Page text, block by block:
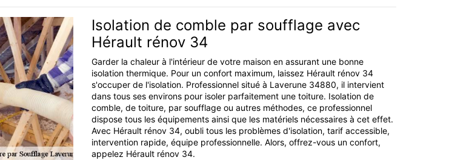
Isolation de comble par soufflage avec
Hérault rénov 34
Garder la chaleur à l'intérieur de votre maison en assurant une bonne
isolation thermique. Pour un confort maximum, laissez Hérault rénov 34
s'occuper de l'isolation. Professionnel situé à Laverune 34880, il intervient
dans tous ses environs pour isoler parfaitement une toiture. Isolation de
comble, de toiture, par soufflage ou autres méthodes, ce professionnel
dispose tous les équipements ainsi que les matériels nécessaires à cet effet.
Avec Hérault rénov 34, oubli tous les problèmes d'isolation, tarif accessible,
intervention rapide, équipe professionnelle. Alors, offrez-vous un confort,
appelez Hérault rénov 34.